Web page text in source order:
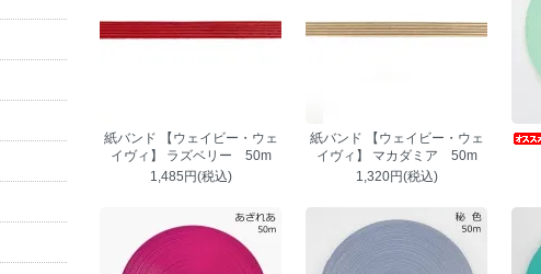
紙バンド 【ウェイビー・ウェ
イヴィ】 ラズベリー 50m
1,485円(税込)
紙バンド 【ウェイビー・ウェ
イヴィ】 マカダミア 50m
1,320円(税込)